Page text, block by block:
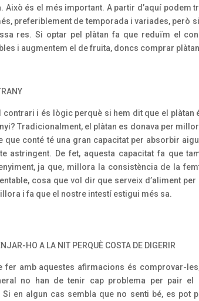
Això és el més important. A partir d’aquí podem
preferiblement de temporada i variades, però
res. Si optar pel plàtan fa que reduïm el
i augmentem el de fruita, doncs comprar
contrari i és lògic perquè si hem dit que el plàtan
Tradicionalment, el plàtan es donava per
que conté té una gran capacitat per absorbir
astringent. De fet, aquesta capacitat fa que
ja que, millora la consistència de la
cosa que vol dir que serveix d’aliment
i fa que el nostre intestí estigui més sa.
HO A LA NIT PERQUÈ COSTA DE DIGERIR
fer amb aquestes afirmacions és comprovar-
no han de tenir cap problema per pair el
Si en algun cas sembla que no senti bé, es pot